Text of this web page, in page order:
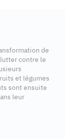
de
contre le
et légumes
sont ensuite
leur